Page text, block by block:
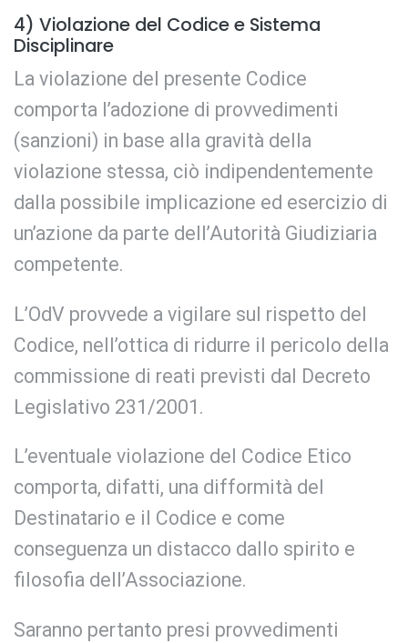
4) Violazione del Codice e Sistema
Disciplinare
La violazione del presente Codice
comporta l’adozione di provvedimenti
(sanzioni) in base alla gravità della
violazione stessa, ciò indipendentemente
dalla possibile implicazione ed esercizio di
un’azione da parte dell’Autorità Giudiziaria
competente.
L’OdV provvede a vigilare sul rispetto del
Codice, nell’ottica di ridurre il pericolo della
commissione di reati previsti dal Decreto
Legislativo 231/2001.
L’eventuale violazione del Codice Etico
comporta, difatti, una difformità del
Destinatario e il Codice e come
conseguenza un distacco dallo spirito e
filosofia dell’Associazione.
Saranno pertanto presi provvedimenti